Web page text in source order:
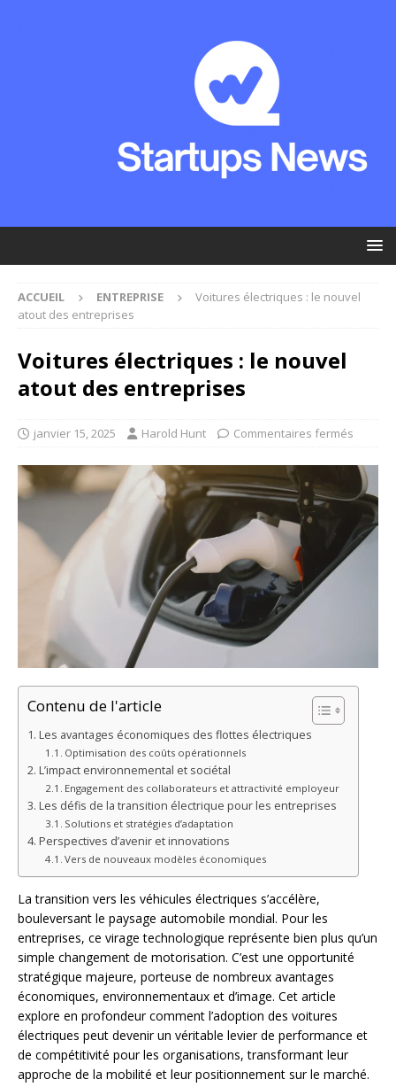
ACCUEIL ENTREPRISE
Voitures électriques : le nouvel
atout des entreprises
Voitures électriques : le nouvel
atout des entreprises
janvier 15, 2025 Harold Hunt Commentaires fermés
Contenu de l'article
Les avantages économiques des flottes électriques
Optimisation des coûts opérationnels
L’impact environnemental et sociétal
Engagement des collaborateurs et attractivité employeur
Les défis de la transition électrique pour les entreprises
Solutions et stratégies d’adaptation
Perspectives d’avenir et innovations
Vers de nouveaux modèles économiques
La transition vers les véhicules électriques s’accélère,
bouleversant le paysage automobile mondial. Pour les
entreprises, ce virage technologique représente bien plus qu’un
simple changement de motorisation. C’est une opportunité
stratégique majeure, porteuse de nombreux avantages
économiques, environnementaux et d’image. Cet article
explore en profondeur comment l’adoption des voitures
électriques peut devenir un véritable levier de performance et
de compétitivité pour les organisations, transformant leur
approche de la mobilité et leur positionnement sur le marché.